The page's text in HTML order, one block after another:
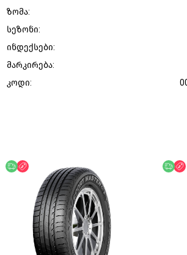
ზომა:
სეზონი:
ინდექსები:
მარკირება:
კოდი:
უფასო მიწოდება
ფასდაკლება